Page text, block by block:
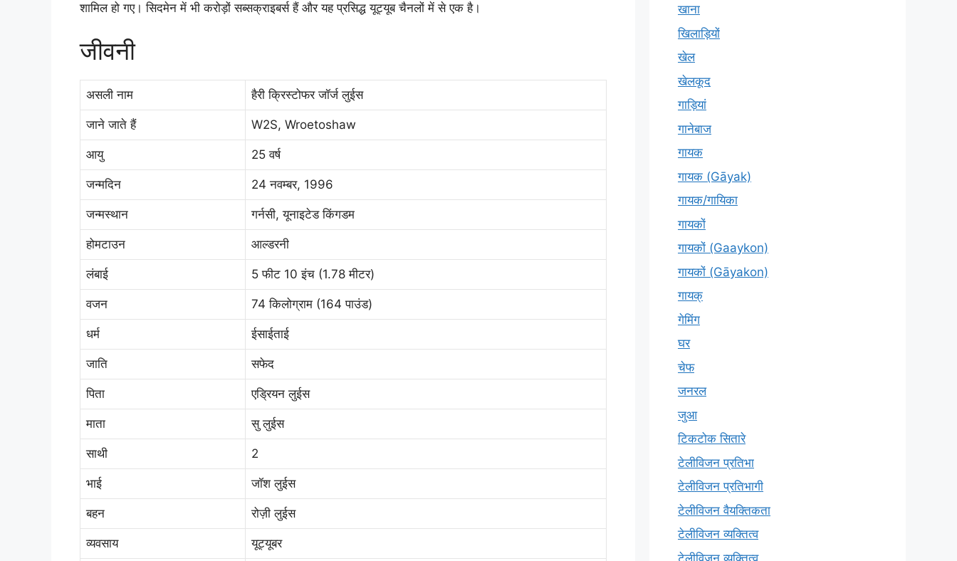
शामिल हो गए। सिदमेन में भी करोड़ों सब्सक्राइबर्स हैं और यह प्रसिद्ध यूट्यूब चैनलों में से एक है।
जीवनी
असली नाम हैरी क्रिस्टोफर जॉर्ज लुईस
जाने जाते हैं W2S, Wroetoshaw
आयु 25 वर्ष
जन्मदिन 24 नवम्बर, 1996
जन्मस्थान गर्नसी, यूनाइटेड किंगडम
होमटाउन आल्डरनी
लंबाई 5 फीट 10 इंच (1.78 मीटर)
वजन 74 किलोग्राम (164 पाउंड)
धर्म ईसाईताई
जाति सफेद
पिता एड्रियन लुईस
माता सु लुईस
साथी 2
भाई जॉश लुईस
बहन रोज़ी लुईस
व्यवसाय यूट्यूबर
खाना
खिलाड़ियों
खेल
खेलकूद
गाड़ियां
गानेबाज
गायक
गायक (Gāyak)
गायक/गायिका
गायकों
गायकों (Gaaykon)
गायकों (Gāyakon)
गायक्
गेमिंग
घर
चेफ
जनरल
जुआ
टिकटोक सितारे
टेलीविजन प्रतिभा
टेलीविजन प्रतिभागी
टेलीविजन वैयक्तिकता
टेलीविजन व्यक्तित्व
टेलीविज़न व्यक्तित्व